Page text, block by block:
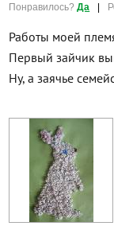
Понравилось?Да |
Работы моей
Первый зайчик
Ну, а заячье